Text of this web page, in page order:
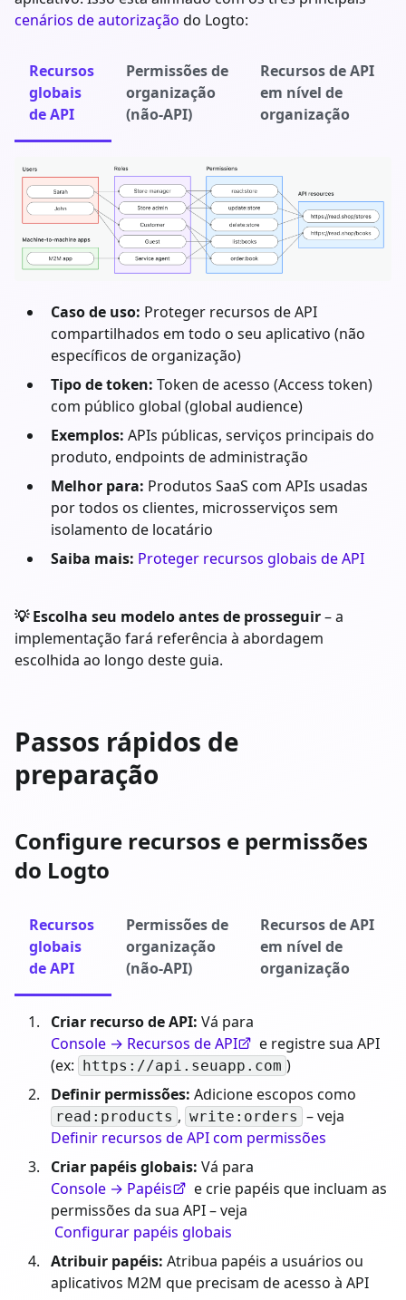
cenários de autorização do Logto:
Recursos
globais
de API
Permissões de
organização
(não-API)
Recursos de API
em nível de
organização
Caso de uso: Proteger recursos de API
compartilhados em todo o seu aplicativo (não
específicos de organização)
Tipo de token: Token de acesso (Access token)
com público global (global audience)
Exemplos: APIs públicas, serviços principais do
produto, endpoints de administração
Melhor para: Produtos SaaS com APIs usadas
por todos os clientes, microsserviços sem
isolamento de locatário
Saiba mais: Proteger recursos globais de API
💡 Escolha seu modelo antes de prosseguir– a
implementação fará referência à abordagem
escolhida ao longo deste guia.
Passos rápidos de
preparação
Configure recursos e permissões
do Logto
Recursos
globais
de API
Permissões de
organização
(não-API)
Recursos de API
em nível de
organização
Criar recurso de API: Vá para
Console → Recursos de API
e registre sua API
(ex:
https://api.seuapp.com )
Definir permissões: Adicione escopos como
read:products , write:orders – veja
Definir recursos de API com permissões
Criar papéis globais: Vá para
Console → Papéis
e crie papéis que incluam as
permissões da sua API – veja
Configurar papéis globais
Atribuir papéis: Atribua papéis a usuários ou
aplicativos M2M que precisam de acesso à API